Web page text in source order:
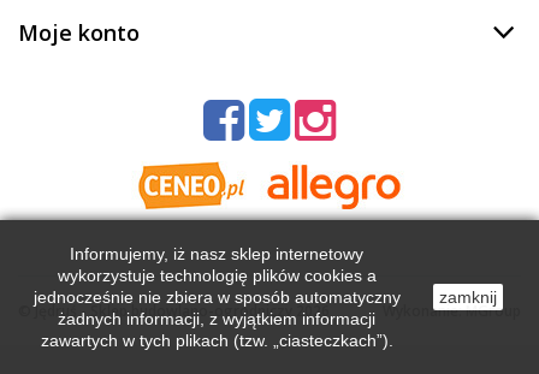
Moje konto
Informujemy, iż nasz sklep internetowy
wykorzystuje technologię plików cookies a
jednocześnie nie zbiera w sposób automatyczny
żadnych informacji, z wyjątkiem informacji
zawartych w tych plikach (tzw. „ciasteczkach”).
zamknij
©Jędruś - Sklep budowlano-ogrodniczy 2026 Wykonanie:MGroup